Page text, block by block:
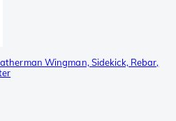
Wingman, Sidekick, Rebar,